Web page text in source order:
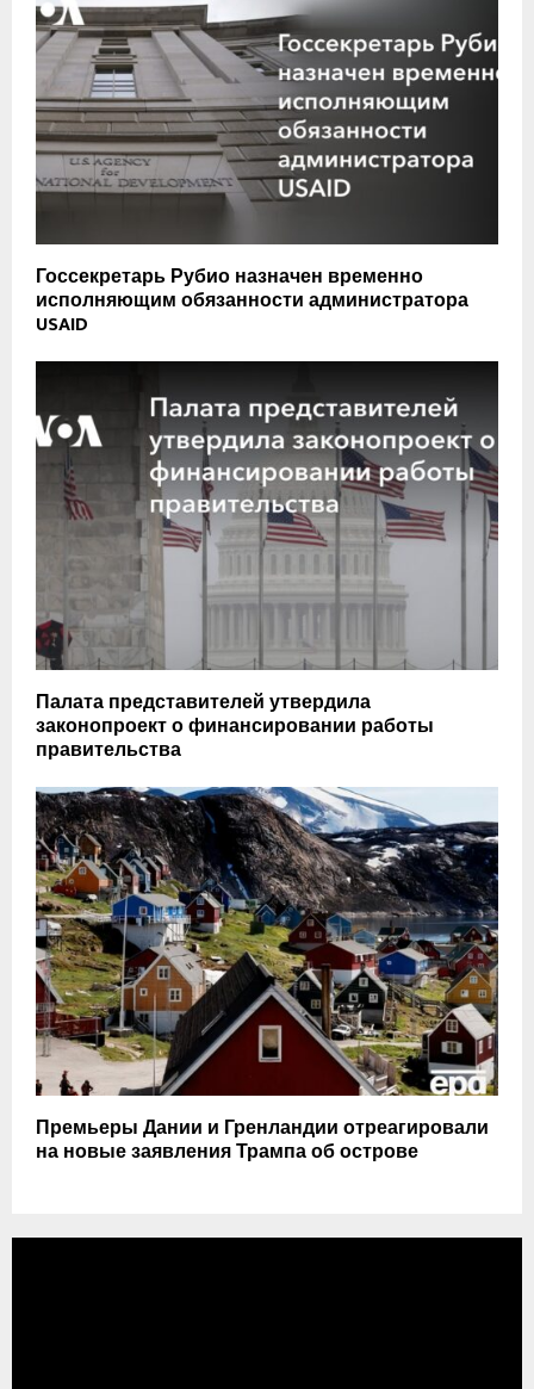
Госсекретарь Рубио назначен временно
исполняющим обязанности администратора
USAID
Палата представителей утвердила
законопроект о финансировании работы
правительства
Премьеры Дании и Гренландии отреагировали
на новые заявления Трампа об острове